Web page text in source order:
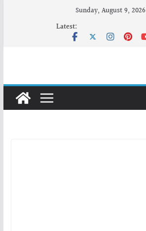
Sunday, August 9, 2026
Latest: